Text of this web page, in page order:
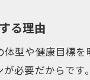
る理由
型や健康目標
必要だからで